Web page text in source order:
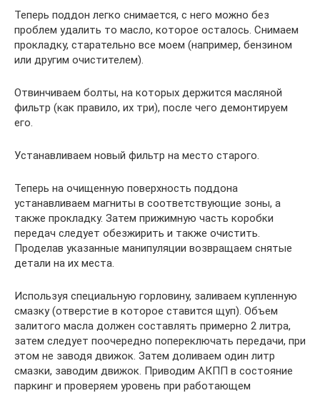
Теперь поддон легко снимается, с него можно без
проблем удалить то масло, которое осталось. Снимаем
прокладку, старательно все моем (например, бензином
или другим очистителем).
Отвинчиваем болты, на которых держится масляной
фильтр (как правило, их три), после чего демонтируем
его.
Устанавливаем новый фильтр на место старого.
Теперь на очищенную поверхность поддона
устанавливаем магниты в соответствующие зоны, а
также прокладку. Затем прижимную часть коробки
передач следует обезжирить и также очистить.
Проделав указанные манипуляции возвращаем снятые
детали на их места.
Используя специальную горловину, заливаем купленную
смазку (отверстие в которое ставится щуп). Объем
залитого масла должен составлять примерно 2 литра,
затем следует поочередно попереключать передачи, при
этом не заводя движок. Затем доливаем один литр
смазки, заводим движок. Приводим АКПП в состояние
паркинг и проверяем уровень при работающем